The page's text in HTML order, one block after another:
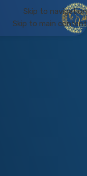
Skip to navigation
Skip to main content